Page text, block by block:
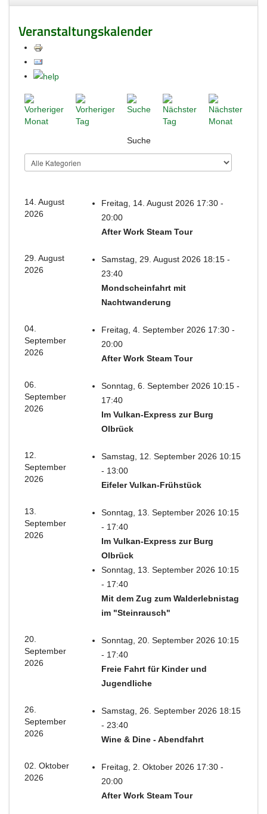
Veranstaltungskalender
Suche
14. August
2026
Freitag, 14. August 2026 17:30 -
20:00
After Work Steam Tour
29. August
2026
Samstag, 29. August 2026 18:15 -
23:40
Mondscheinfahrt mit
Nachtwanderung
04.
September
2026
Freitag, 4. September 2026 17:30 -
20:00
After Work Steam Tour
06.
September
2026
Sonntag, 6. September 2026 10:15 -
17:40
Im Vulkan-Express zur Burg
Olbrück
12.
September
2026
Samstag, 12. September 2026 10:15
- 13:00
Eifeler Vulkan-Frühstück
13.
September
2026
Sonntag, 13. September 2026 10:15
- 17:40
Im Vulkan-Express zur Burg
Olbrück
Sonntag, 13. September 2026 10:15
- 17:40
Mit dem Zug zum Walderlebnistag
im "Steinrausch"
20.
September
2026
Sonntag, 20. September 2026 10:15
- 17:40
Freie Fahrt für Kinder und
Jugendliche
26.
September
2026
Samstag, 26. September 2026 18:15
- 23:40
Wine & Dine - Abendfahrt
02. Oktober
2026
Freitag, 2. Oktober 2026 17:30 -
20:00
After Work Steam Tour